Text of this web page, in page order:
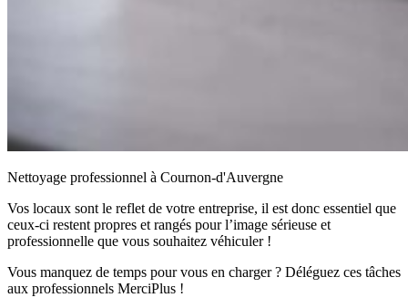
Nettoyage professionnel à Cournon-d'Auvergne
Vos locaux sont le reflet de votre entreprise, il est donc essentiel que
ceux-ci restent propres et rangés pour l’image sérieuse et
professionnelle que vous souhaitez véhiculer !
Vous manquez de temps pour vous en charger ? Déléguez ces tâches
aux professionnels MerciPlus !